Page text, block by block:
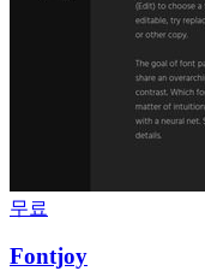
무료
Fontjoy